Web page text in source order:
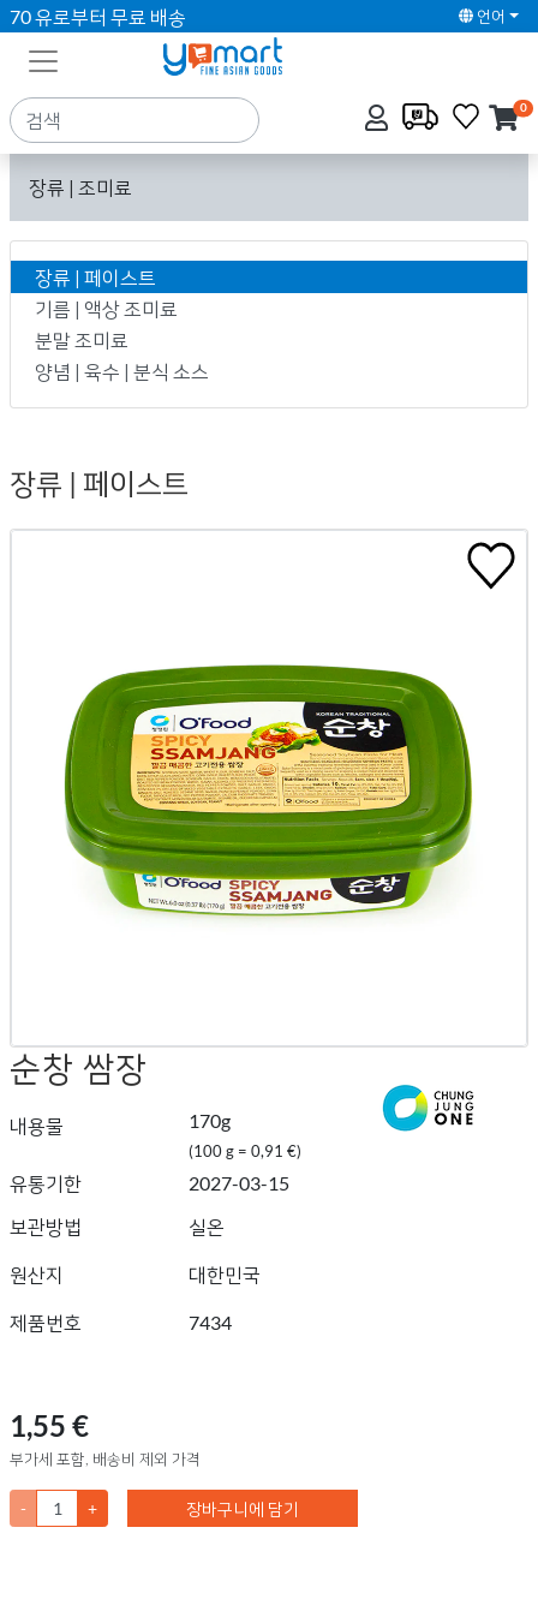
70 유로부터 무료 배송 언어
0
장류 | 조미료
장류 | 페이스트
기름 | 액상 조미료
분말 조미료
양념 | 육수 | 분식 소스
장류 | 페이스트
순창 쌈장
내용물 170g
(100 g = 0,91 €)
유통기한
2027-03-15
보관방법
실온
원산지 대한민국
제품번호 7434
1,55 €
부가세 포함, 배송비 제외 가격
- + 장바구니에 담기